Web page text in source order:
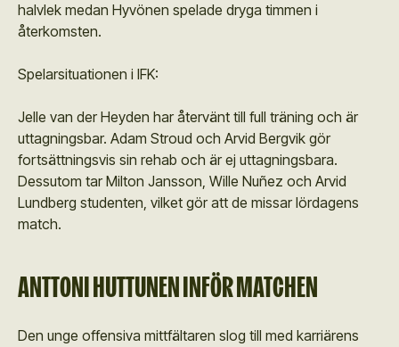
halvlek medan Hyvönen spelade dryga timmen i
återkomsten.
Spelarsituationen i IFK:
Jelle van der Heyden har återvänt till full träning och är
uttagningsbar. Adam Stroud och Arvid Bergvik gör
fortsättningsvis sin rehab och är ej uttagningsbara.
Dessutom tar Milton Jansson, Wille Nuñez och Arvid
Lundberg studenten, vilket gör att de missar lördagens
match.
ANTTONI HUTTUNEN INFÖR MATCHEN
Den unge offensiva mittfältaren slog till med karriärens